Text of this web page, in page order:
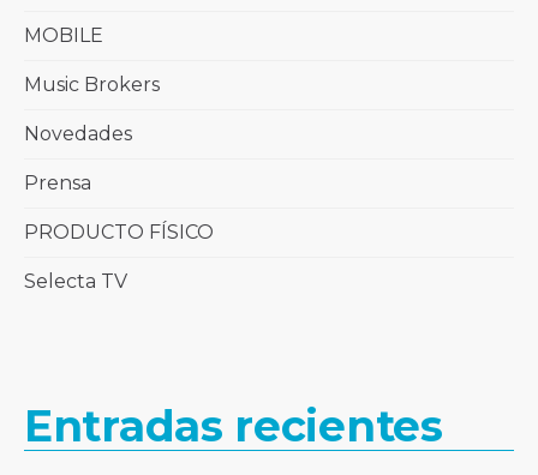
MOBILE
Music Brokers
Novedades
Prensa
PRODUCTO FÍSICO
Selecta TV
Entradas recientes